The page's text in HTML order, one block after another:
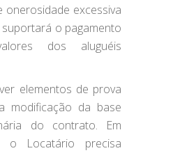
onerosidade excessiva
o pagamento
dos aluguéis
elementos de prova
modificação da base
do contrato. Em
o Locatário precisa